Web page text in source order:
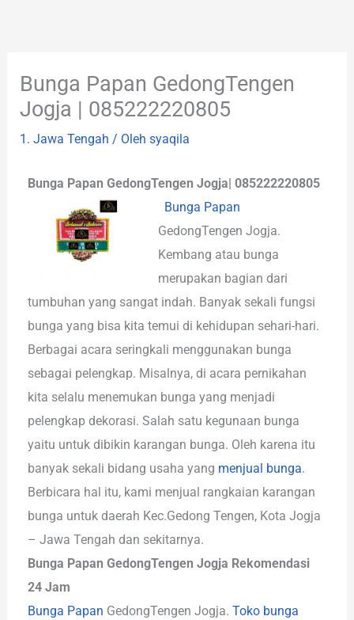
Bunga Papan GedongTengen
Jogja | 085222220805
1. Jawa Tengah / Olehsyaqila
Bunga Papan GedongTengen Jogja| 085222220805
Bunga Papan
GedongTengen Jogja.
Kembang atau bunga
merupakan bagian dari
tumbuhan yang sangat indah. Banyak sekali fungsi
bunga yang bisa kita temui di kehidupan sehari-hari.
Berbagai acara seringkali menggunakan bunga
sebagai pelengkap. Misalnya, di acara pernikahan
kita selalu menemukan bunga yang menjadi
pelengkap dekorasi. Salah satu kegunaan bunga
yaitu untuk dibikin karangan bunga. Oleh karena itu
banyak sekali bidang usaha yang menjual bunga.
Berbicara hal itu, kami menjual rangkaian karangan
bunga untuk daerah Kec.Gedong Tengen, Kota Jogja
– Jawa Tengah dan sekitarnya.
Bunga Papan GedongTengen Jogja Rekomendasi
24 Jam
Bunga Papan GedongTengen Jogja.Toko bunga